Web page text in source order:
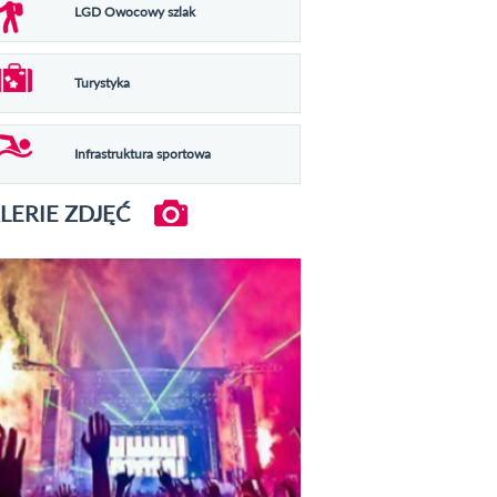
LGD Owocowy szlak
Turystyka
Infrastruktura sportowa
ZDJĘĆ